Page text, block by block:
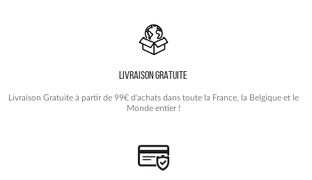
LIVRAISON GRATUITE
Livraison Gratuite à partir de 99€ d'achats dans toute la France, la Belgique et le
Monde entier !